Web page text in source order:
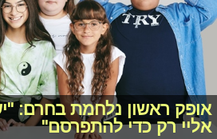
אופק ראשון נלחמת בחרם:
אליי רק כדי להתפרסם"